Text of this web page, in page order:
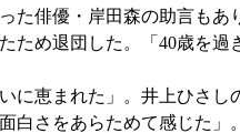
俳優・岸田森の助言も
ため退団した。「40歳を過
恵まれた」。井上ひさ
白さをあらためて感じた」